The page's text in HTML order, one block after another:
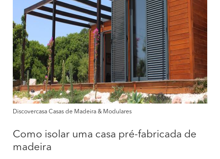
Discovercasa Casas de Madeira & Modulares
Como isolar uma casa pré-fabricada de
madeira